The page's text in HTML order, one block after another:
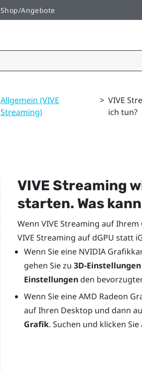
Shop/Angebote
Allgemein (VIVE
Streaming)
> VIVE
ich tun?
VIVE Streaming
starten. Was
Wenn VIVE Streaming auf Ihrem
VIVE Streaming auf dGPU statt
Wenn Sie eine NVIDIA
gehen Sie zu 3D-
Einstellungenden
Wenn Sie eineAMD Radeon
auf Ihren Desktop und dann
Grafik. Suchen und klicken Sie